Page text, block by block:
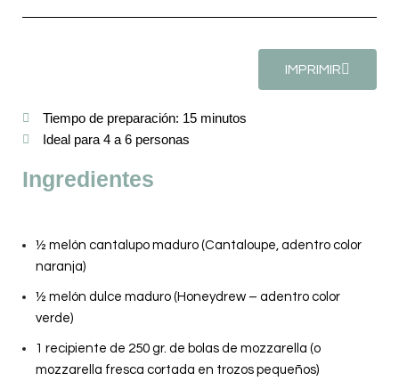
IMPRIMIR
Tiempo de preparación: 15 minutos
Ideal para 4 a 6 personas
Ingredientes
½ melón cantalupo maduro (Cantaloupe, adentro color
naranja)
½ melón dulce maduro (Honeydrew – adentro color
verde)
1 recipiente de 250 gr. de bolas de mozzarella (o
mozzarella fresca cortada en trozos pequeños)